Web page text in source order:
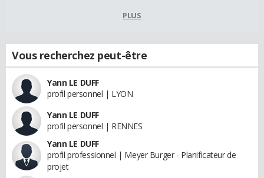
PLUS
Vous recherchez peut-être
Yann LE DUFF
profil personnel | LYON
Yann LE DUFF
profil personnel | RENNES
Yann LE DUFF
profil professionnel | Meyer Burger - Planificateur de
projet